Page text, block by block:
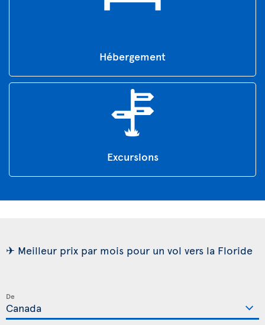
Hébergement
Excursions
✈ Meilleur prix par mois pour un vol vers la Floride
De